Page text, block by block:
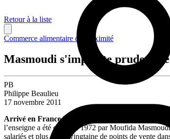
Retour à la liste
Commerce alimentaire de proximité
Masmoudi s'implante
PB
Philippe Beaulieu
17 novembre 2011
Arrivé en France il y a 4 ans, le concept d’origine
l’enseigne a été créée en 1972 par Moufida
salariés et plus d’une vingtaine de points de vente